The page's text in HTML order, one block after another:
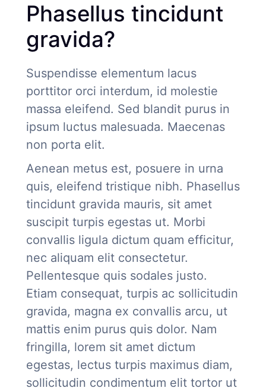
Phasellus tincidunt
gravida?
Suspendisse elementum lacus
porttitor orci interdum, id molestie
massa eleifend. Sed blandit purus in
ipsum luctus malesuada. Maecenas
non porta elit.
Aenean metus est, posuere in urna
quis, eleifend tristique nibh. Phasellus
tincidunt gravida mauris, sit amet
suscipit turpis egestas ut. Morbi
convallis ligula dictum quam efficitur,
nec aliquam elit consectetur.
Pellentesque quis sodales justo.
Etiam consequat, turpis ac sollicitudin
gravida, magna ex convallis arcu, ut
mattis enim purus quis dolor. Nam
fringilla, lorem sit amet dictum
egestas, lectus turpis maximus diam,
sollicitudin condimentum elit tortor ut